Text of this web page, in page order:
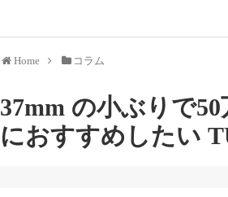
Home コラム
37mm の小ぶりで
におすすめしたい